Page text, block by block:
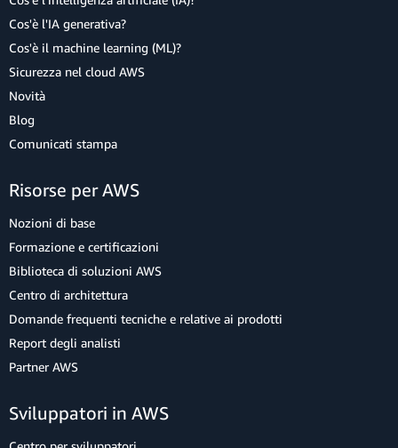
Cos'è l'IA generativa?
Cos'è il machine learning (ML)?
Sicurezza nel cloud AWS
Novità
Blog
Comunicati stampa
Risorse per AWS
Nozioni di base
Formazione e certificazioni
Biblioteca di soluzioni AWS
Centro di architettura
Domande frequenti tecniche e relative ai prodotti
Report degli analisti
Partner AWS
Sviluppatori in AWS